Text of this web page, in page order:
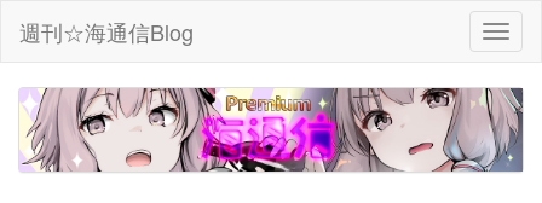
週刊☆海通信Blog